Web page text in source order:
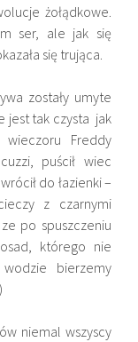
żołądkowe.
ser, ale jak się
się trująca.
zostały umyte
jest tak czysta jak
Freddy
puścił wiec
do łazienki –
z czarnymi
po spuszczeniu
którego nie
bierzemy
niemal wszyscy